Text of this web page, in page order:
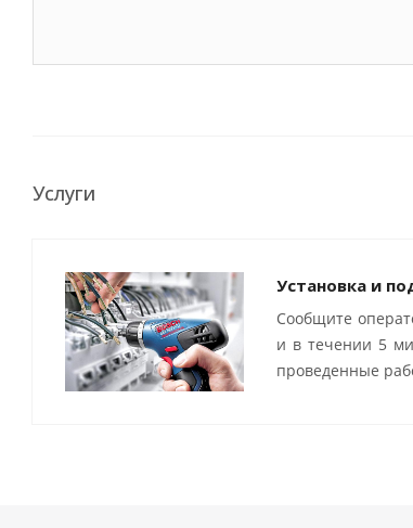
Услуги
Установка и
Сообщите
и в течении 5
проведенные